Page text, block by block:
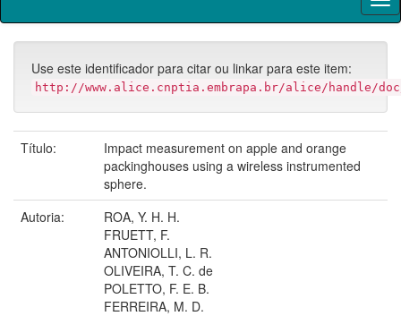
Use este identificador para citar ou linkar para este item:
http://www.alice.cnptia.embrapa.br/alice/handle/doc/
Título:
Impact measurement on apple and orange
packinghouses using a wireless instrumented
sphere.
Autoria:
ROA, Y. H. H.
FRUETT, F.
ANTONIOLLI, L. R.
OLIVEIRA, T. C. de
POLETTO, F. E. B.
FERREIRA, M. D.